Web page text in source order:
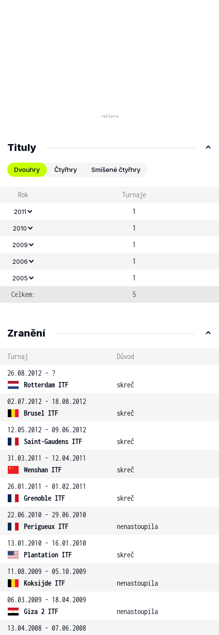
Tituly
Dvouhry Čtyřhry Smíšené čtyřhry
Rok Turnaje
2011 1
2010 1
2009 1
2006 1
2005
1
Celkem:
5
Zranění
Turnaj
Důvod
26.08.2012 - ?
Rotterdam ITF
skreč
02.07.2012 - 18.08.2012
Brusel ITF
skreč
12.05.2012 - 09.06.2012
Saint-Gaudens ITF
skreč
31.03.2011 - 12.04.2011
Wenshan ITF
skreč
26.01.2011 - 01.02.2011
Grenoble ITF
skreč
22.06.2010 - 29.06.2010
Perigueux ITF
nenastoupila
13.01.2010 - 16.01.2010
Plantation ITF
skreč
11.08.2009 - 05.10.2009
Koksijde ITF
nenastoupila
06.03.2009 - 18.04.2009
Giza 2 ITF
nenastoupila
13.04.2008 - 07.06.2008